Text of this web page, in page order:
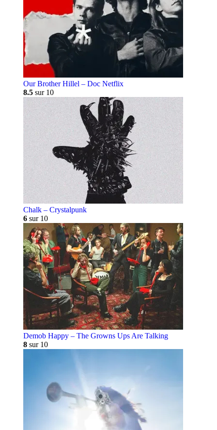
Our Brother Hillel – Doc Netflix
8.5 sur 10
Chalk – Crystalpunk
6 sur 10
Demob Happy – The Growns Ups Are Talking
8 sur 10